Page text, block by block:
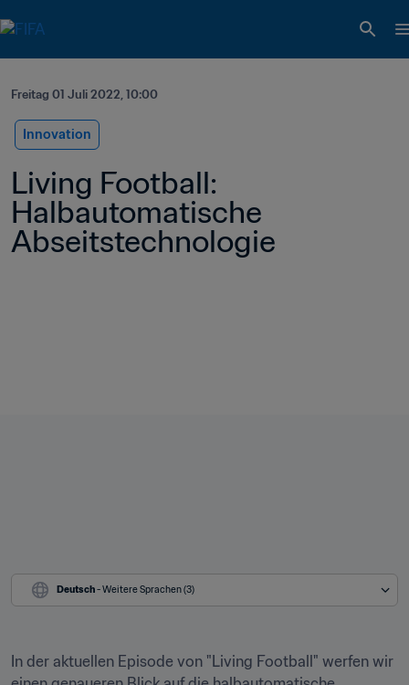
Freitag 01 Juli 2022, 10:00
Innovation
Living Football:
Halbautomatische
Abseitstechnologie
Deutsch - Weitere Sprachen (3)
In der aktuellen Episode von "Living Football" werfen wir